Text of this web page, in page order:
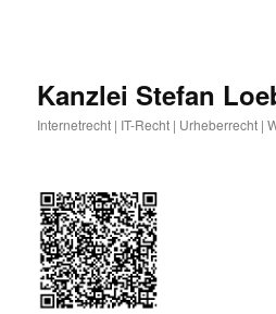
Kanzlei Stefan
Internetrecht | IT-Recht | Urheberrecht |